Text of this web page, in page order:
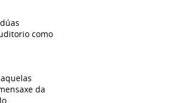
como
da